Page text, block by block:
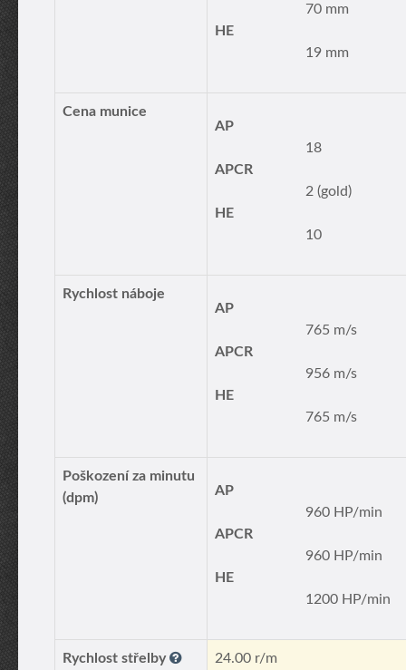
70 mm
HE
19 mm
Cena munice
AP
18
APCR
2 (gold)
HE
10
Rychlost náboje
AP
765 m/s
APCR
956 m/s
HE
765 m/s
Poškození za minutu
(dpm)
AP
960 HP/min
APCR
960 HP/min
HE
1200 HP/min
Rychlost střelby 24.00 r/m